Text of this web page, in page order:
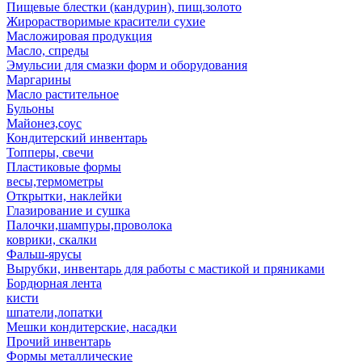
Пищевые блестки (кандурин), пищ.золото
Жирорастворимые красители сухие
Масложировая продукция
Масло, спреды
Эмульсии для смазки форм и оборудования
Маргарины
Масло растительное
Бульоны
Майонез,соус
Кондитерский инвентарь
Топперы, свечи
Пластиковые формы
весы,термометры
Открытки, наклейки
Глазирование и сушка
Палочки,шампуры,проволока
коврики, скалки
Фальш-ярусы
Вырубки, инвентарь для работы с мастикой и пряниками
Бордюрная лента
кисти
шпатели,лопатки
Мешки кондитерские, насадки
Прочий инвентарь
Формы металлические